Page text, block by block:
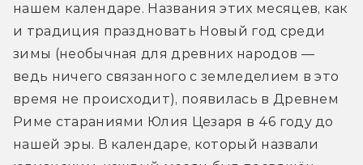
нашем календаре. Названия этих месяцев, как
и традиция праздновать Новый год среди
зимы (необычная для древних народов —
ведь ничего связанного с земледелием в это
время не происходит), появилась в Древнем
Риме стараниями Юлия Цезаря в 46 году до
нашей эры. В календаре, который назвали